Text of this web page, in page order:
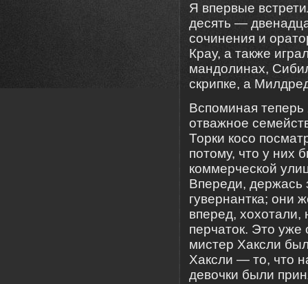
Я впервые
десять —
сочинения и
Крау, а также
мандолинах,
скрипке, а
Вспоминая
отважное
Торки косо
потому, что у них
коммерческой
Впереди, держась
гувернантка; они
вперед, хохотали,
перчаток. Это уже
мистер Хаксли
Хаксли — то, что
девочки были